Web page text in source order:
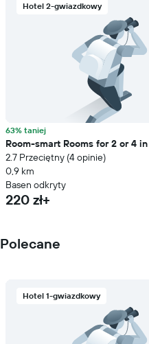
Hotel 2-gwiazdkowy
63% taniej
Room-smart Rooms for 2 or 4
2.7 Przeciętny (4 opinie)
0,9 km
Basen odkryty
220 zł+
Polecane
Hotel 1-gwiazdkowy